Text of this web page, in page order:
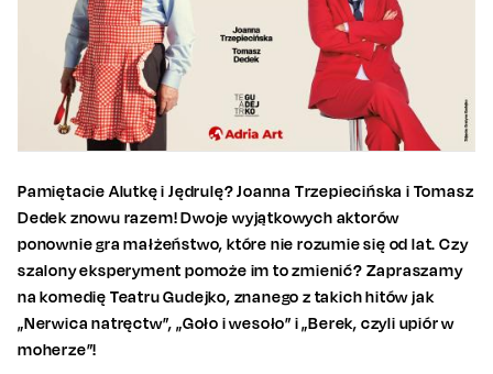
Pamiętacie Alutkę i Jędrulę? Joanna Trzepiecińska i Tomasz
Dedek znowu razem! Dwoje wyjątkowych aktorów
ponownie gra małżeństwo, które nie rozumie się od lat. Czy
szalony eksperyment pomoże im to zmienić? Zapraszamy
na komedię Teatru Gudejko, znanego z takich hitów jak
„Nerwica natręctw”, „Goło i wesoło” i „Berek, czyli upiór w
moherze”!